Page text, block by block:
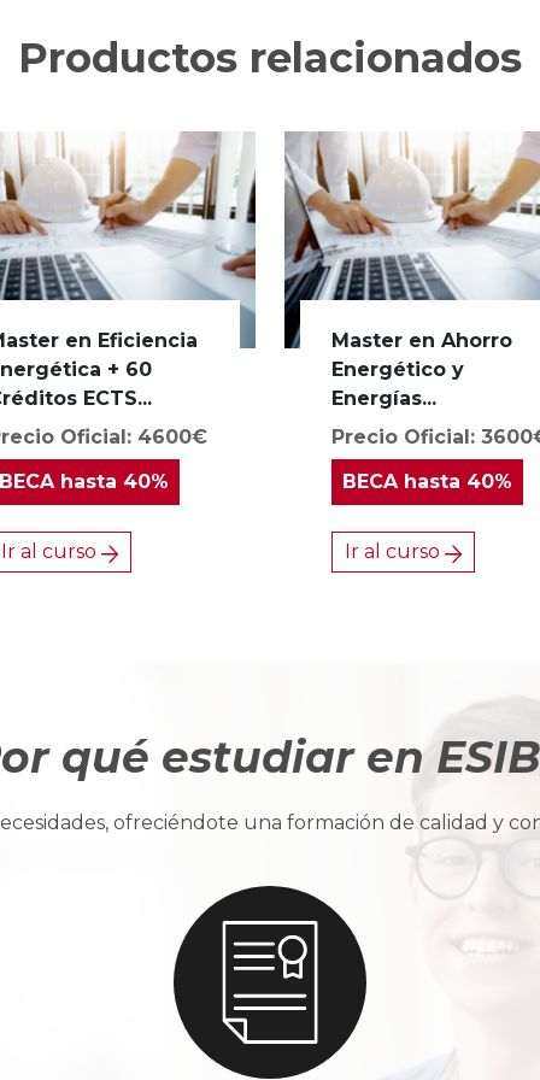
Productos relacionados
en Eficiencia
+ 60
ECTS...
Oficial: 4600€
BECAhasta 40%
Ir al curso
Master en Ahorro
Energético y
Energías...
Precio Oficial:
BECAhasta 40%
Ir al curso
qué estudiar en
ofreciéndote una formación de calidad y